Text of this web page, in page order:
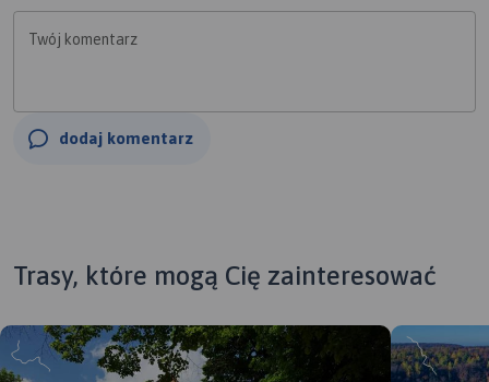
Twój komentarz
dodaj komentarz
Trasy, które mogą Cię zainteresować